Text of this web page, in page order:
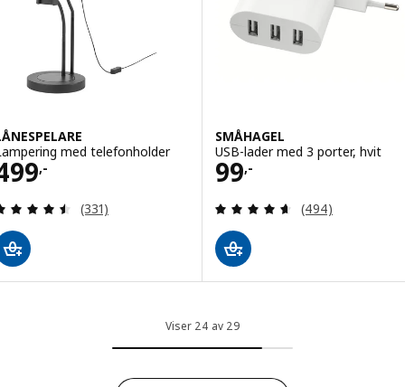
med telefonholder
,-
499,-
Gjennomgang: 4.5 av 5 stjerner. Samlede
(331)
SMÅHAGEL
USB-lader med 3 porter, hvit
99,-
Pris 99,-
Gjennomgang:
(494)
Viser 24 av 29